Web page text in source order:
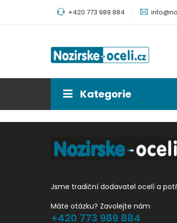
+420 773 989 884
Kategorie
Jsme tradiční dodavatel ocelí a
Máte otázku? Zavolejte nám
+420 773 989 884